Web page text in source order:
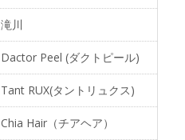
滝川
Dactor Peel (ダクトピール)
Tant RUX(タントリュクス)
Chia Hair（チアヘア）